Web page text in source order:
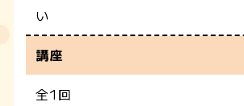
い
講座
全1回